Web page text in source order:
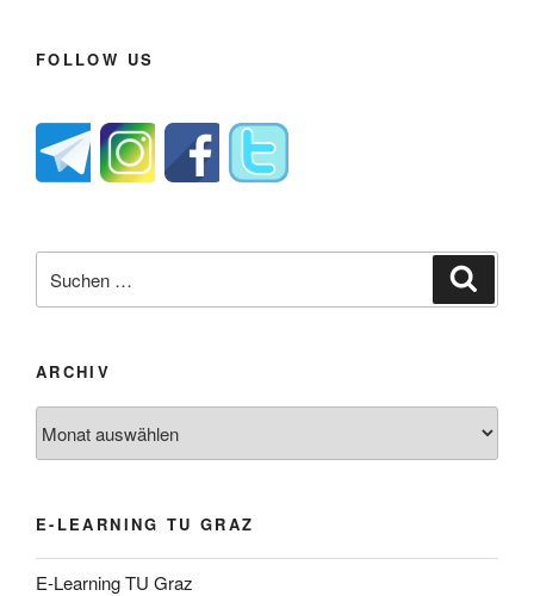
FOLLOW US
nach:
ARCHIV
E-LEARNING TU GRAZ
E-Learning TU Graz